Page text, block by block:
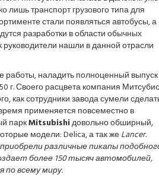
лишь транспорт грузового типа для
стали появляться автобусы, а
разработки в области обычных
нашли в данной отрасли
наладить полноценный выпуск
г. Своего расцвета компания
как сотрудники завода сумели
применяется повсеместно в
паркMitsubishiдовольно обширный,
модели: Delica, а так жеLancer.
различные пикапы
более 150 тысяч автомобилей,
всему миру.